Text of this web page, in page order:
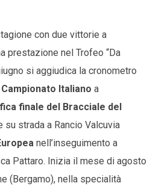
con due vittorie a
prestazione nel Trofeo “Da
si aggiudica la cronometro
Campionato Italiano a
finale del Bracciale del
su strada a Rancio Valcuvia
nell’inseguimento a
Pattaro. Inizia il mese di agosto
(Bergamo), nella specialità